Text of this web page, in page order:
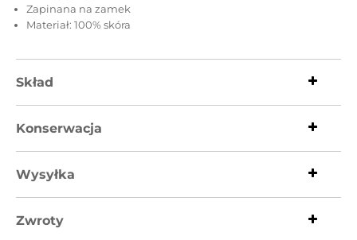
Zapinana na zamek
Materiał: 100% skóra
Skład
Konserwacja
Wysyłka
Zwroty